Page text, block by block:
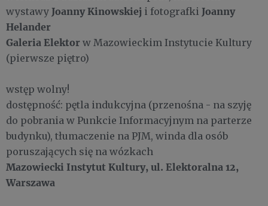
wystawy Joanny Kinowskiej i fotografki Joanny
Helander
Galeria Elektor w Mazowieckim Instytucie Kultury
(pierwsze piętro)
wstęp wolny!
dostępność: pętla indukcyjna (przenośna - na szyję
do pobrania w Punkcie Informacyjnym na parterze
budynku), tłumaczenie na PJM, winda dla osób
poruszających się na wózkach
Mazowiecki Instytut Kultury, ul. Elektoralna 12,
Warszawa